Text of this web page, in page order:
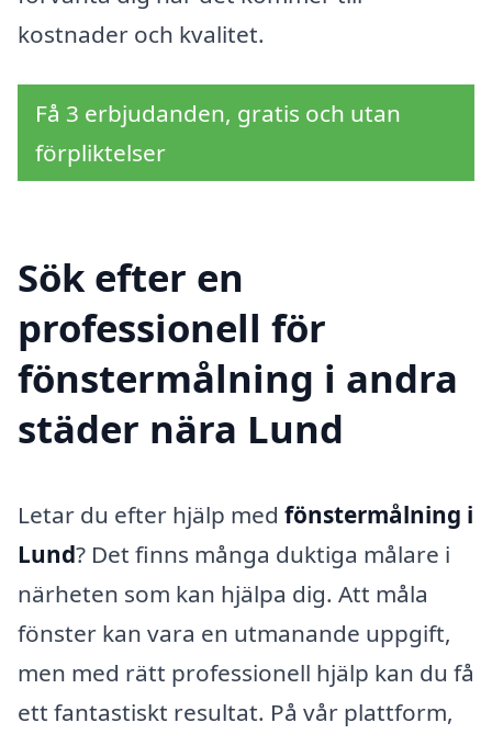
kostnader och kvalitet.
Få 3 erbjudanden, gratis och utan
förpliktelser
Sök efter en
professionell för
fönstermålning i andra
städer nära Lund
Letar du efter hjälp med fönstermålning i
Lund? Det finns många duktiga målare i
närheten som kan hjälpa dig. Att måla
fönster kan vara en utmanande uppgift,
men med rätt professionell hjälp kan du få
ett fantastiskt resultat. På vår plattform,